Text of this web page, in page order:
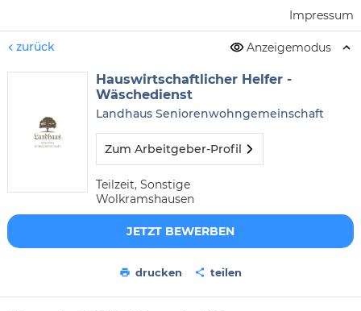
Impressum
zurück Anzeigemodus
Hauswirtschaftlicher Helfer -
Wäschedienst
Landhaus Seniorenwohngemeinschaft
Zum Arbeitgeber-Profil
Teilzeit, Sonstige
Wolkramshausen
JETZT BEWERBEN
drucken teilen